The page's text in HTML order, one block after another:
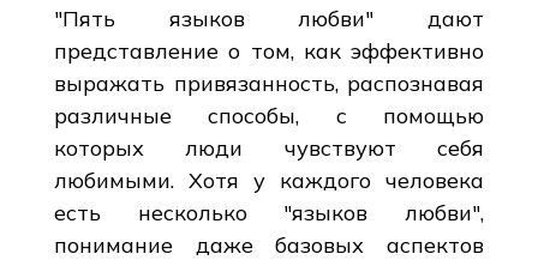
"Пять языков любви" дают
представление о том, как эффективно
выражать привязанность, распознавая
различные способы, с помощью
которых люди чувствуют себя
любимыми. Хотя у каждого человека
есть несколько "языков любви",
понимание даже базовых аспектов